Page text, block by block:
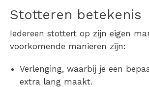
Stotteren betekenis
Iedereen stottert op zijn eigen
voorkomende manieren zijn:
Verlenging, waarbij je een
extra lang maakt.